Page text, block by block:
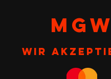
MGW
Wir